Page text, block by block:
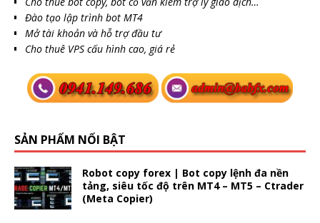
Đào tạo lập trình bot MT4
Mở tài khoản và hỗ trợ đầu tư
Cho thuê VPS cấu hình cao, giá rẻ
SẢN PHẨM NỔI BẬT
Robot copy forex | Bot copy lệnh đa nền
tảng, siêu tốc độ trên MT4 – MT5 – Ctrader
(Meta Copier)